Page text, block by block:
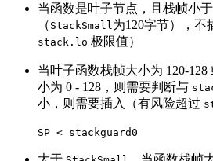
当函数是叶子节点，且栈帧小
（ StackSmall 为120字节），不
stack.lo 极限值）
当叶子函数栈帧大小为 120-
小为 0 - 128，则需要判断与
小，则需要插入（有风险超过
SP < stackguard0